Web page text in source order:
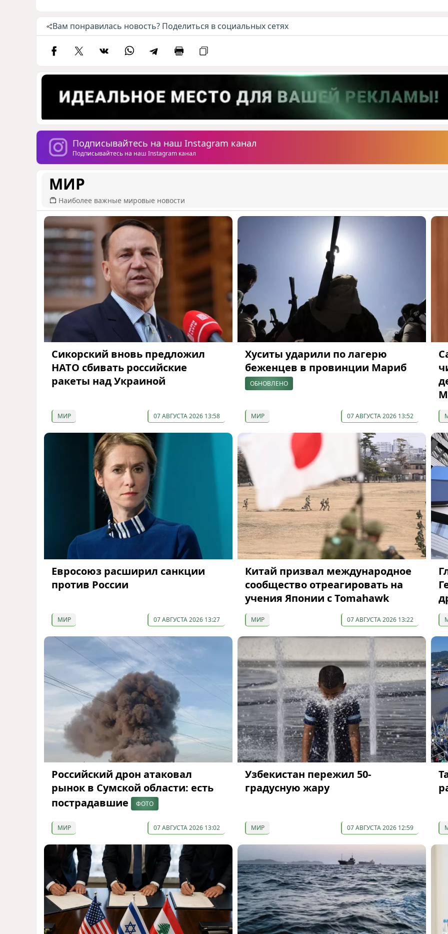
Вам понравилась новость? Поделиться в социальных сетях
Подписывайтесь на наш Instagram канал
Подписывайтесь на наш Instagram канал
МИР
Наиболее важные мировые новости
Сикорский вновь предложил
НАТО сбивать российские
ракеты над Украиной
МИР 07 АВГУСТА 2026 13:58
Хуситы ударили по лагерю
беженцев в провинции Мариб
ОБНОВЛЕНО
МИР 07 АВГУСТА 2026 13:52
Евросоюз расширил санкции
против России
МИР 07 АВГУСТА 2026 13:27
Китай призвал международное
сообщество отреагировать на
учения Японии с Tomahawk
МИР 07 АВГУСТА 2026 13:22
Российский дрон атаковал
рынок в Сумской области: есть
пострадавшие
ФОТО
МИР 07 АВГУСТА 2026 13:02
Узбекистан пережил 50-
градусную жару
МИР 07 АВГУСТА 2026 12:59